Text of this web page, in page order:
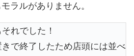
ラルがありません。
れでした！
で終了したため店頭には並べ